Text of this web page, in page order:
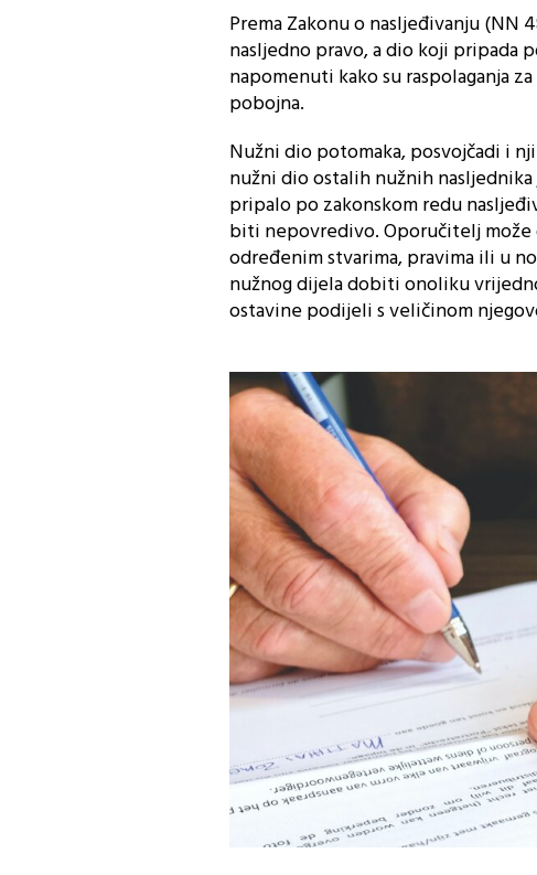
Prema Zakonu o nasljeđivanju (NN
nasljedno pravo, a dio koji pripada
napomenuti kako su raspolaganja
pobojna.
Nužni dio potomaka, posvojčadi i
nužni dio ostalih nužnih
pripalo po zakonskom redu
biti nepovredivo. Oporučitelj
određenim stvarima, pravima ili u
nužnog dijela dobiti onoliku
ostavine podijeli s veličinom